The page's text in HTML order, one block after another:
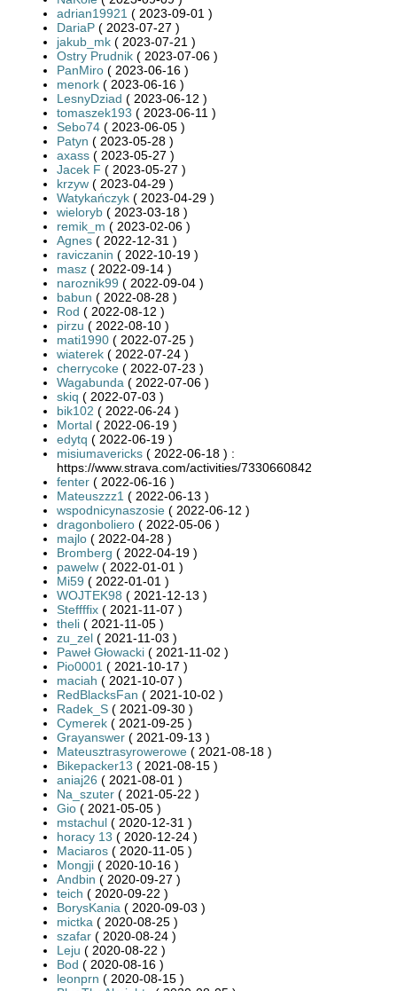
adrian19921 ( 2023-09-01 )
DariaP ( 2023-07-27 )
jakub_mk ( 2023-07-21 )
Ostry Prudnik ( 2023-07-06 )
PanMiro ( 2023-06-16 )
menork ( 2023-06-16 )
LesnyDziad ( 2023-06-12 )
tomaszek193 ( 2023-06-11 )
Sebo74 ( 2023-06-05 )
Patyn ( 2023-05-28 )
axass ( 2023-05-27 )
Jacek F ( 2023-05-27 )
krzyw ( 2023-04-29 )
Watykańczyk ( 2023-04-29 )
wieloryb ( 2023-03-18 )
remik_m ( 2023-02-06 )
Agnes ( 2022-12-31 )
raviczanin ( 2022-10-19 )
masz ( 2022-09-14 )
naroznik99 ( 2022-09-04 )
babun ( 2022-08-28 )
Rod ( 2022-08-12 )
pirzu ( 2022-08-10 )
mati1990 ( 2022-07-25 )
wiaterek ( 2022-07-24 )
cherrycoke ( 2022-07-23 )
Wagabunda ( 2022-07-06 )
skiq ( 2022-07-03 )
bik102 ( 2022-06-24 )
Mortal ( 2022-06-19 )
edytq ( 2022-06-19 )
misiumavericks ( 2022-06-18 ) :
https://www.strava.com/activities/7330660842
fenter ( 2022-06-16 )
Mateuszzz1 ( 2022-06-13 )
wspodnicynaszosie ( 2022-06-12 )
dragonboliero ( 2022-05-06 )
majlo ( 2022-04-28 )
Bromberg ( 2022-04-19 )
pawelw ( 2022-01-01 )
Mi59 ( 2022-01-01 )
WOJTEK98 ( 2021-12-13 )
Steffffix ( 2021-11-07 )
theli ( 2021-11-05 )
zu_zel ( 2021-11-03 )
Paweł Głowacki ( 2021-11-02 )
Pio0001 ( 2021-10-17 )
maciah ( 2021-10-07 )
RedBlacksFan ( 2021-10-02 )
Radek_S ( 2021-09-30 )
Cymerek ( 2021-09-25 )
Grayanswer ( 2021-09-13 )
Mateusztrasyrowerowe ( 2021-08-18 )
Bikepacker13 ( 2021-08-15 )
aniaj26 ( 2021-08-01 )
Na_szuter ( 2021-05-22 )
Gio ( 2021-05-05 )
mstachul ( 2020-12-31 )
horacy 13 ( 2020-12-24 )
Maciaros ( 2020-11-05 )
Mongji ( 2020-10-16 )
Andbin ( 2020-09-27 )
teich ( 2020-09-22 )
BorysKania ( 2020-09-03 )
mictka ( 2020-08-25 )
szafar ( 2020-08-24 )
Leju ( 2020-08-22 )
Bod ( 2020-08-16 )
leonprn ( 2020-08-15 )